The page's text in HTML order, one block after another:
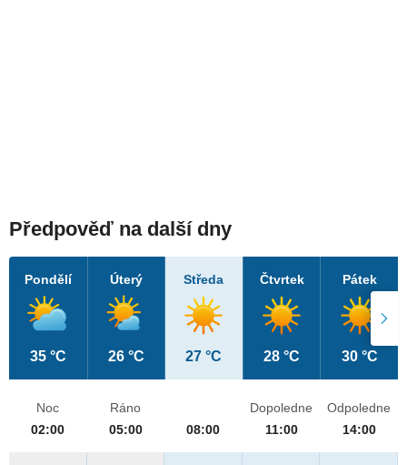
Předpověď na další dny
Pondělí
35 °C
Úterý
26 °C
Středa
27 °C
Čtvrtek
28 °C
Pátek
30 °C
Noc
02:00
Ráno
05:00
08:00
Dopoledne
11:00
Odpoledne
14:00